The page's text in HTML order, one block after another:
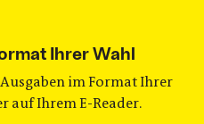
Ihrer Wahl
im Format Ihrer
auf Ihrem E-Reader.